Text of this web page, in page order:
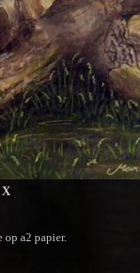
X
a2 papier.